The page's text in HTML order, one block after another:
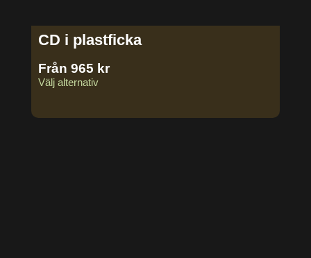
CD i plastficka
Från 965 kr
Välj alternativ